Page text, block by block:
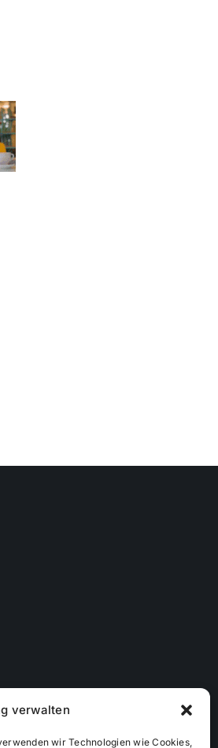
verwalten
wir Technologien wie Cookies,